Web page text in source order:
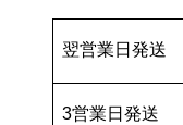
翌営業日発送
3営業日発送